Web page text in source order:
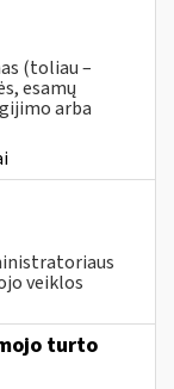
(toliau –
esamų
arba
veiklos
turto